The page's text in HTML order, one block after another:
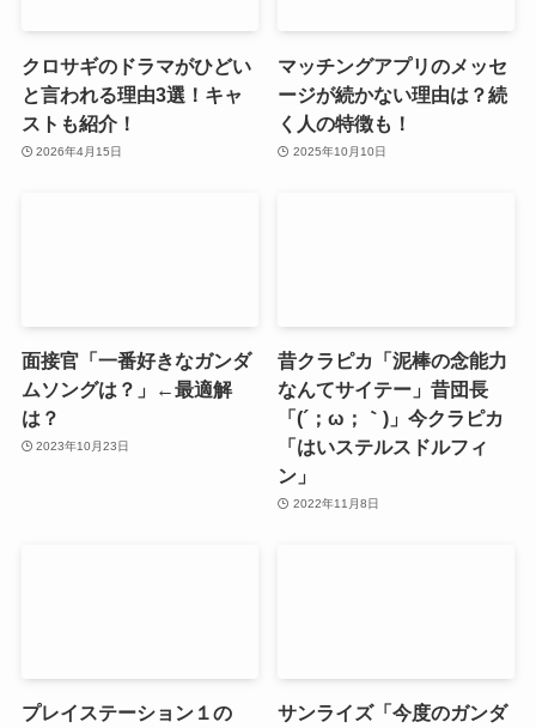
クロサギのドラマがひどい
と言われる理由3選！キャ
ストも紹介！
2026年4月15日
マッチングアプリのメッセ
ージが続かない理由は？続
く人の特徴も！
2025年10月10日
面接官「一番好きなガンダ
ムソングは？」←最適解
は？
2023年10月23日
昔クラピカ「泥棒の念能力
なんてサイテー」昔団長
「(´；ω；｀)」今クラピカ
「はいステルスドルフィ
ン」
2022年11月8日
プレイステーション１の
サンライズ「今度のガンダ